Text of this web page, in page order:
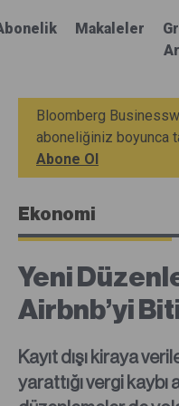
Makaleler
Bloomberg
aboneliğiniz boyunca
Abone Ol
Ekonomi
Yeni
Airbnb’yi
Kayıt dışı kiraya
yarattığı vergi kaybı